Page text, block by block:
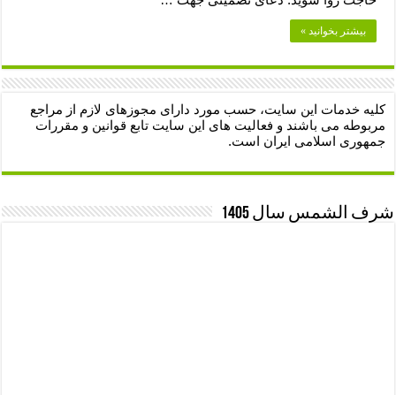
بیشتر بخوانید »
کلیه خدمات این سایت، حسب مورد دارای مجوزهای لازم از مراجع
مربوطه می باشند و فعالیت های این سایت تابع قوانین و مقررات
جمهوری اسلامی ایران است.
شرف الشمس سال 1405